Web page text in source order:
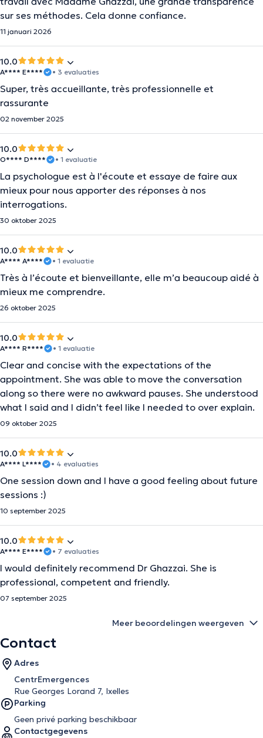
sur ses méthodes. Cela donne confiance.
11 januari 2026
10.0
A**** E**** • 3 evaluaties
Super, très accueillante, très professionnelle et
rassurante
02 november 2025
10.0
O**** D**** • 1 evaluatie
La psychologue est à l'écoute et essaye de faire aux
mieux pour nous apporter des réponses à nos
interrogations.
30 oktober 2025
10.0
A**** A**** • 1 evaluatie
Très à l’écoute et bienveillante, elle m’a beaucoup aidé à
mieux me comprendre.
26 oktober 2025
10.0
A**** R**** • 1 evaluatie
Clear and concise with the expectations of the
appointment. She was able to move the conversation
along so there were no awkward pauses. She understood
what I said and I didn’t feel like I needed to over explain.
09 oktober 2025
10.0
A**** L**** • 4 evaluaties
One session down and I have a good feeling about future
sessions :)
10 september 2025
10.0
A**** E**** • 7 evaluaties
I would definitely recommend Dr Ghazzai. She is
professional, competent and friendly.
07 september 2025
Meer beoordelingen weergeven
Contact
Adres
CentrEmergences
Rue Georges Lorand 7, Ixelles
Parking
Geen privé parking beschikbaar
Contactgegevens